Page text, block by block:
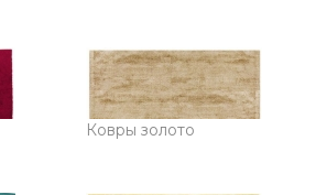
Ковры золото